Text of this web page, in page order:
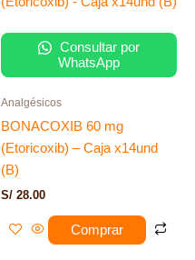
Consultar por
WhatsApp
Analgésicos
BONACOXIB 60 mg
(Etoricoxib) – Caja x14und
(B)
S/ 28.00
Comprar